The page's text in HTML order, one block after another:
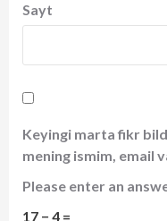
Sayt
Keyingi marta fikr
mening ismim, email
Please enter an
17 − 4 =